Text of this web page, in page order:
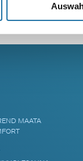
MAATA